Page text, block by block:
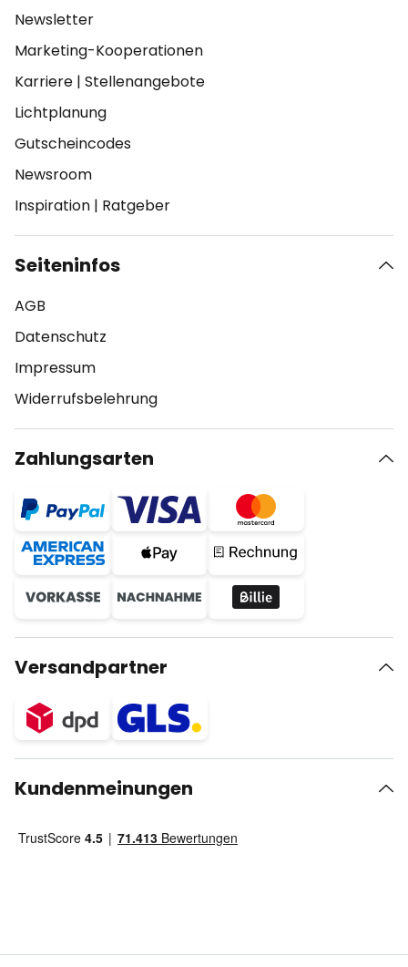
Newsletter
Marketing-Kooperationen
Karriere | Stellenangebote
Lichtplanung
Gutscheincodes
Newsroom
Inspiration | Ratgeber
Seiteninfos
AGB
Datenschutz
Impressum
Widerrufsbelehrung
Zahlungsarten
Versandpartner
Kundenmeinungen